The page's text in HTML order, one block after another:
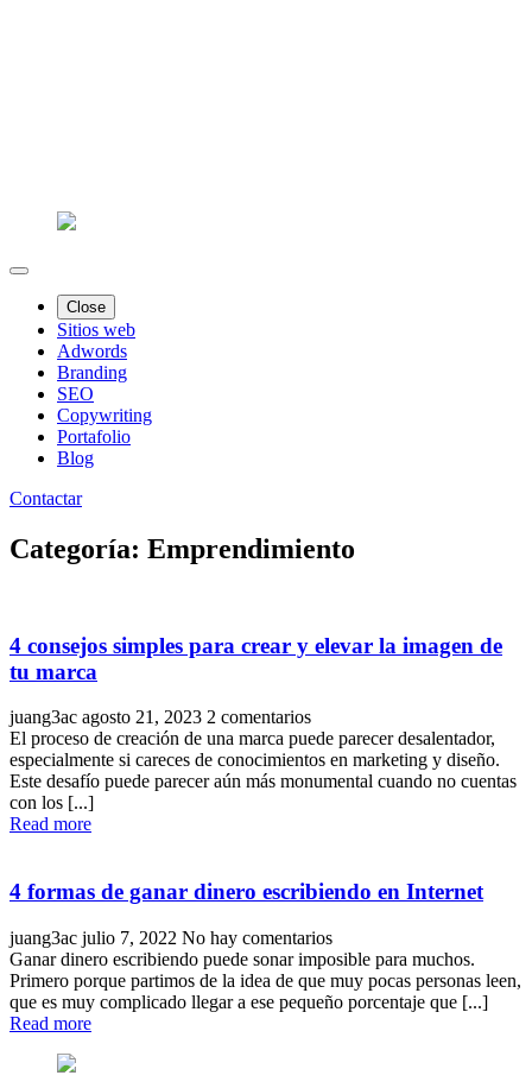
Close
Sitios web
Adwords
Branding
SEO
Copywriting
Portafolio
Blog
Contactar
Categoría: Emprendimiento
4 consejos simples para crear y elevar la imagen de
tu marca
juang3ac agosto 21, 2023 2 comentarios
El proceso de creación de una marca puede parecer desalentador,
especialmente si careces de conocimientos en marketing y diseño.
Este desafío puede parecer aún más monumental cuando no cuentas
con los [...]
Read more
4 formas de ganar dinero escribiendo en Internet
juang3ac julio 7, 2022 No hay comentarios
Ganar dinero escribiendo puede sonar imposible para muchos.
Primero porque partimos de la idea de que muy pocas personas leen,
que es muy complicado llegar a ese pequeño porcentaje que [...]
Read more